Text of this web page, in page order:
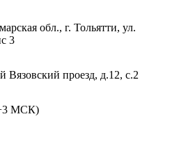
обл., г. Тольятти, ул.
3
Вязовский проезд, д.12, с.2
МСК)